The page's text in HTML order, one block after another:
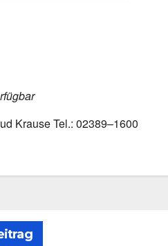
Krau­se Tel.: 02389–1600